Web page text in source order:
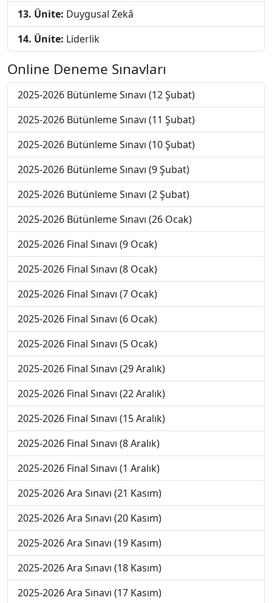
13. Ünite: Duygusal Zekâ
14. Ünite: Liderlik
Online Deneme Sınavları
2025-2026 Bütünleme Sınavı (12 Şubat)
2025-2026 Bütünleme Sınavı (11 Şubat)
2025-2026 Bütünleme Sınavı (10 Şubat)
2025-2026 Bütünleme Sınavı (9 Şubat)
2025-2026 Bütünleme Sınavı (2 Şubat)
2025-2026 Bütünleme Sınavı (26 Ocak)
2025-2026 Final Sınavı (9 Ocak)
2025-2026 Final Sınavı (8 Ocak)
2025-2026 Final Sınavı (7 Ocak)
2025-2026 Final Sınavı (6 Ocak)
2025-2026 Final Sınavı (5 Ocak)
2025-2026 Final Sınavı (29 Aralık)
2025-2026 Final Sınavı (22 Aralık)
2025-2026 Final Sınavı (15 Aralık)
2025-2026 Final Sınavı (8 Aralık)
2025-2026 Final Sınavı (1 Aralık)
2025-2026 Ara Sınavı (21 Kasım)
2025-2026 Ara Sınavı (20 Kasım)
2025-2026 Ara Sınavı (19 Kasım)
2025-2026 Ara Sınavı (18 Kasım)
2025-2026 Ara Sınavı (17 Kasım)